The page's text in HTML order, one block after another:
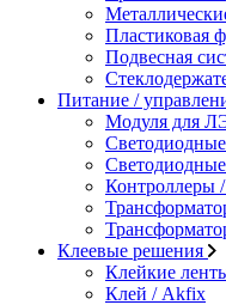
Пластиковая
Подвесная
Питание /
Модуля для
Светодиодные
Контроллеры
Клеевые решения
Клейкие
Клей / Akfix